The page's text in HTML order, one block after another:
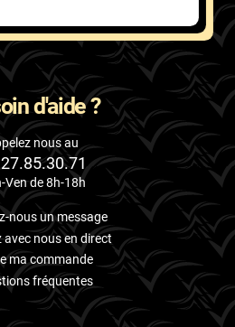
d'aide ?
nous au
Ven de 8h-18h
nous un message
avec nous en direct
ma commande
fréquentes